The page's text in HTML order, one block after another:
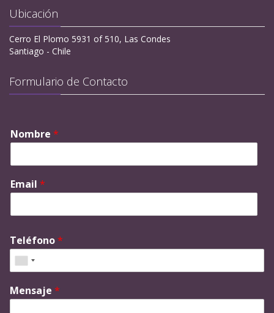
Ubicación
Cerro El Plomo 5931 of 510, Las Condes
Santiago - Chile
Formulario de Contacto
Nombre *
Email *
Teléfono*
Mensaje *